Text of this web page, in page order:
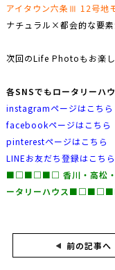
アイタウン六条Ⅲ 12号地
ナチュラル×都会的な要
次回のLife Photoもお楽
各SNSでもロータリーハ
instagramページはこちら
facebookページはこちら
pinterestページはこちら
LINEお友だち登録はこちら
■□■□■□ ⾹川・⾼松・
ータリーハウス
前の記事へ